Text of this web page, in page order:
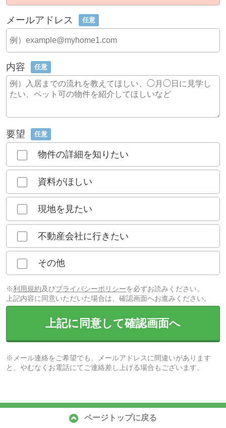
メールアドレス 任意
内容 任意
要望 任意
物件の詳細を知りたい
資料がほしい
現地を見たい
不動産会社に行きたい
その他
※利用規約及びプライバシーポリシーを必ずお読みください。
上記内容に同意いただいた場合は、確認画面へお進みください。
上記に同意して確認画面へ
※メール連絡をご希望でも、メールアドレスに間違いがあります
と、やむなくお電話にてご連絡差し上げる場合もございます。
ページトップに戻る